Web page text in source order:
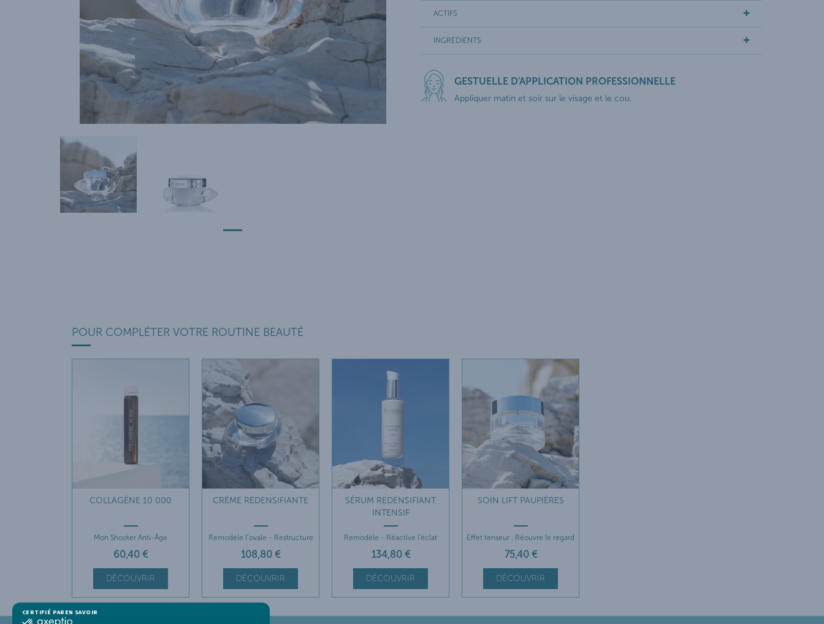
CERTIFIÉ PAR EN SAVOIR PLUS SUR
certifié
ACTIFS
INGRÉDIENTS
GESTUELLE D'APPLICATION PROFESSIONNELLE
Appliquer matin et soir sur le visage et le cou.
POUR COMPLÉTER VOTRE ROUTINE BEAUTÉ
COLLAGÈNE 10 000
Mon Shooter Anti-Âge
60,40 €
DÉCOUVRIR
CRÈME REDENSIFIANTE
Remodèle l’ovale - Restructure
108,80 €
DÉCOUVRIR
SÉRUM REDENSIFIANT
INTENSIF
Remodèle - Réactive l'éclat
134,80 €
DÉCOUVRIR
SOIN LIFT PAUPIÈRES
Effet tenseur . Réouvre le regard
75,40 €
DÉCOUVRIR